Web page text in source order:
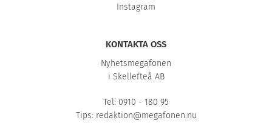
Instagram
KONTAKTA OSS
Nyhetsmegafonen
i Skellefteå AB
Tel: 0910 - 180 95
Tips: redaktion@megafonen.nu